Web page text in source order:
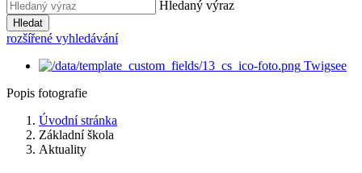
Hledaný výraz
Hledat
rozšířené vyhledávání
Twigsee
Popis fotografie
Úvodní stránka
Základní škola
Aktuality